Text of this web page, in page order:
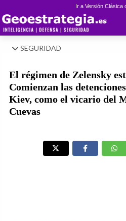
Ir a Versión Clásica
SEGURIDAD
El régimen de Zelensky
Comienzan las
Kiev, como el vicario del
Cuevas